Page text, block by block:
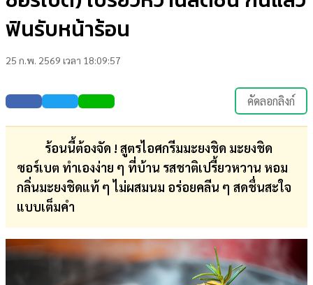
ฟินรับหน้าร้อน
25 ก.พ. 2569 เวลา 18:09:57
คัดลอกลิงก์
ร้อนนี้ต้องจัด ! สูตรไอศกรีมมะยงชิด มะยงชิด
ซอร์เบต ทำเองง่าย ๆ ที่บ้าน รสชาติเปรี้ยวหวาน หอม
กลิ่นมะยงชิดแท้ ๆ ไม่ผสมนม อร่อยคลีน ๆ สดชื่นสะใจ
แบบเต็มคำ
บันเทิง
ตรวจ
หวย
บอล
สด
การ